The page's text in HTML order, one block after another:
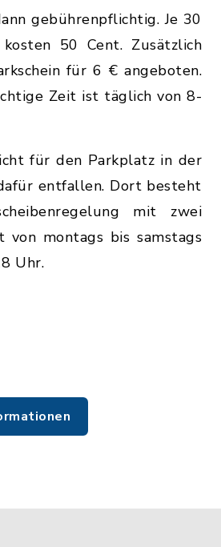
gebührenpflichtig. Je 30
50 Cent. Zusätzlich
für 6 € angeboten.
Zeit ist täglich von 8-
für den Parkplatz in der
entfallen. Dort besteht
mit zwei
von montags bis samstags
Uhr.